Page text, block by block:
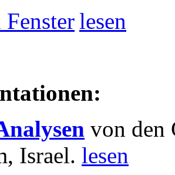
lesen
von den
Israel. lesen